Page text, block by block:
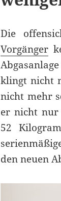
Die
Vorgänger
klingt nicht
nicht mehr
er nicht nur
52
den neuen